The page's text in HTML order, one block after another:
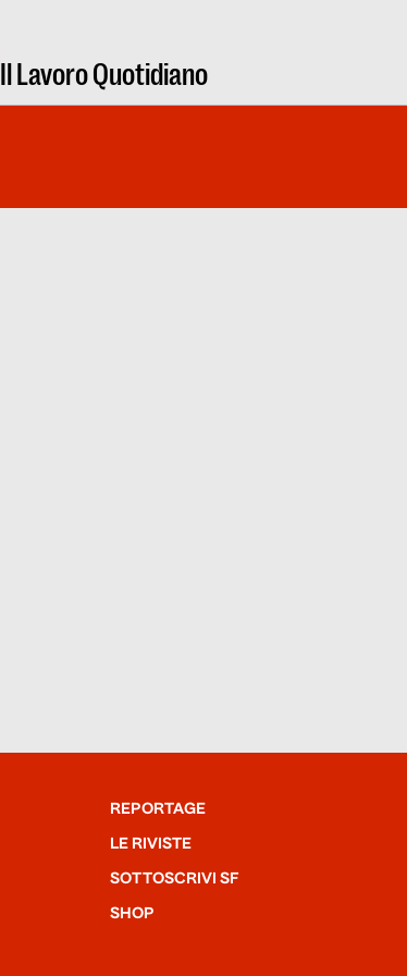
Il Lavoro Quotidiano
REPORTAGE
LE RIVISTE
SOTTOSCRIVI SF
SHOP